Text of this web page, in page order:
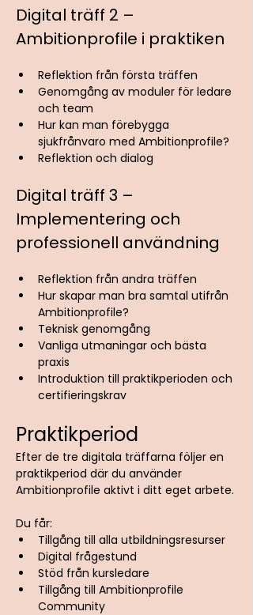
Digital träff 2 –
Ambitionprofile i praktiken
Reflektion från första träffen
Genomgång av moduler för ledare
och team
Hur kan man förebygga
sjukfrånvaro med Ambitionprofile?
Reflektion och dialog
Digital träff 3 –
Implementering och
professionell användning
Reflektion från andra träffen
Hur skapar man bra samtal utifrån
Ambitionprofile?
Teknisk genomgång
Vanliga utmaningar och bästa
praxis
Introduktion till praktikperioden och
certifieringskrav
Praktikperiod
Efter de tre digitala träffarna följer en
praktikperiod där du använder
Ambitionprofile aktivt i ditt eget arbete.
Du får:
Tillgång till alla utbildningsresurser
Digital frågestund
Stöd från kursledare
Tillgång till Ambitionprofile
Community